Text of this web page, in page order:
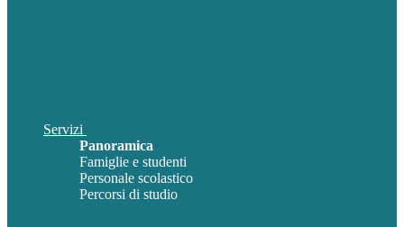
Servizi
Panoramica
Famiglie e studenti
Personale scolastico
Percorsi di studio